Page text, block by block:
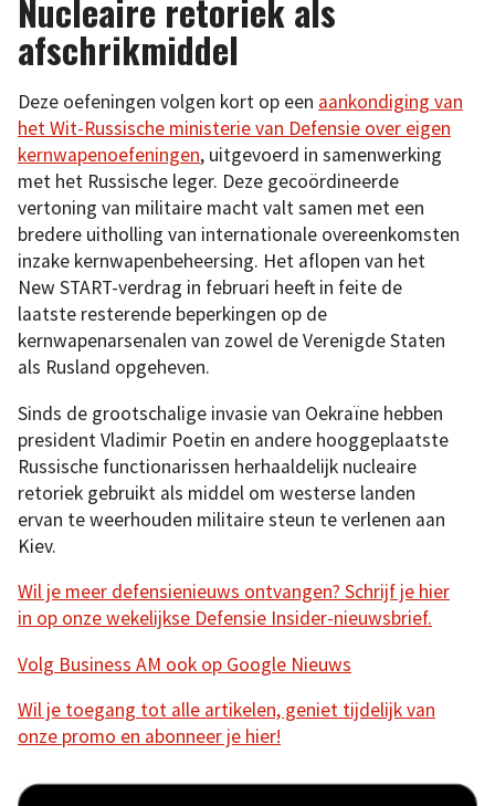
Nucleaire retoriek als
afschrikmiddel
Deze oefeningen volgen kort op een aankondiging van
het Wit-Russische ministerie van Defensie over eigen
kernwapenoefeningen, uitgevoerd in samenwerking
met het Russische leger. Deze gecoördineerde
vertoning van militaire macht valt samen met een
bredere uitholling van internationale overeenkomsten
inzake kernwapenbeheersing. Het aflopen van het
New START-verdrag in februari heeft in feite de
laatste resterende beperkingen op de
kernwapenarsenalen van zowel de Verenigde Staten
als Rusland opgeheven.
Sinds de grootschalige invasie van Oekraïne hebben
president Vladimir Poetin en andere hooggeplaatste
Russische functionarissen herhaaldelijk nucleaire
retoriek gebruikt als middel om westerse landen
ervan te weerhouden militaire steun te verlenen aan
Kiev.
Wil je meer defensienieuws ontvangen? Schrijf je hier
in op onze wekelijkse Defensie Insider-nieuwsbrief.
Volg Business AM ook op Google Nieuws
Wil je toegang tot alle artikelen, geniet tijdelijk van
onze promo en abonneer je hier!